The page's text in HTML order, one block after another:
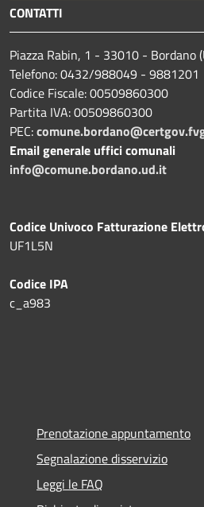
CONTATTI
Piazza Rabin, 1 - 33010 - Bordano
Telefono: 0432/988049 - 9881201
Codice Fiscale: 00509860300
Partita IVA: 00509860300
PEC:
Email generale uffici comunali
info@comune.bordano.ud.it
Codice Univoco Fatturazione
UF1L5N
Codice IPA
c_a983
Prenotazione appuntamento
Segnalazione disservizio
Leggi le FAQ